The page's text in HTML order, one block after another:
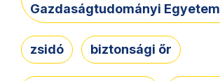
Gazdaságtudományi Egyetem
zsidó biztonsági őr